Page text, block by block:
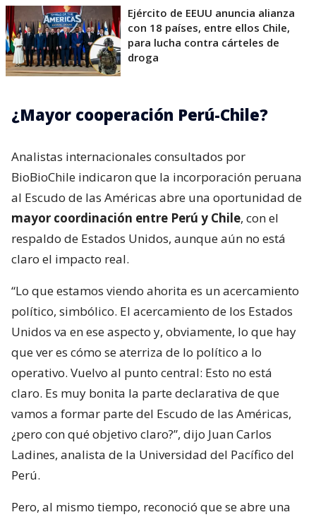
Ejército de EEUU anuncia alianza
con 18 países, entre ellos Chile,
para lucha contra cárteles de
droga
¿Mayor cooperación Perú-Chile?
Analistas internacionales consultados por
BioBioChile indicaron que la incorporación peruana
al Escudo de las Américas abre una oportunidad de
mayor coordinación entre Perú y Chile, con el
respaldo de Estados Unidos, aunque aún no está
claro el impacto real.
“Lo que estamos viendo ahorita es un acercamiento
político, simbólico. El acercamiento de los Estados
Unidos va en ese aspecto y, obviamente, lo que hay
que ver es cómo se aterriza de lo político a lo
operativo. Vuelvo al punto central: Esto no está
claro. Es muy bonita la parte declarativa de que
vamos a formar parte del Escudo de las Américas,
¿pero con qué objetivo claro?”, dijo Juan Carlos
Ladines, analista de la Universidad del Pacífico del
Perú.
Pero, al mismo tiempo, reconoció que se abre una